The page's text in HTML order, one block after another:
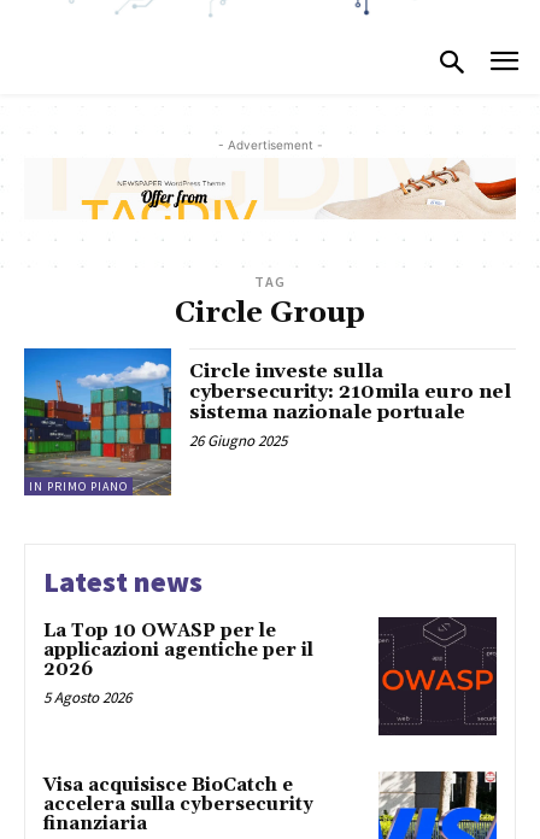
- Advertisement -
TAG
Circle Group
IN PRIMO PIANO
Circle investe sulla
cybersecurity: 210mila euro nel
sistema nazionale portuale
26 Giugno 2025
Latest news
La Top 10 OWASP per le
applicazioni agentiche per il
2026
5 Agosto 2026
Visa acquisisce BioCatch e
accelera sulla cybersecurity
finanziaria